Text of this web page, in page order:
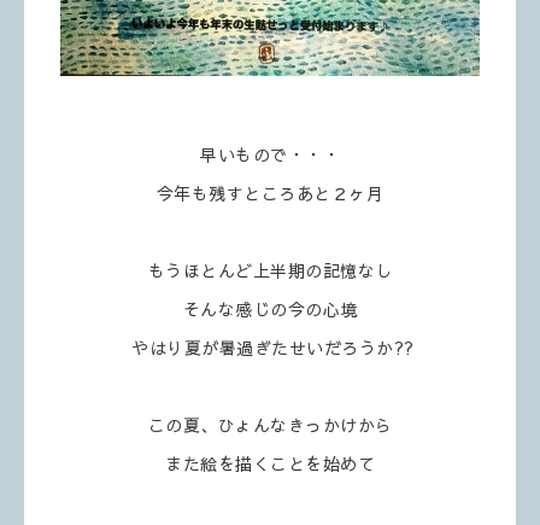
早いもので・・・
今年も残すところあと２ヶ月
もうほとんど上半期の記憶なし
そんな感じの今の心境
やはり夏が暑過ぎたせいだろうか??
この夏、ひょんなきっかけから
また絵を描くことを始めて